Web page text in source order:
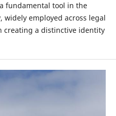
fundamental tool in the
employed across legal
creating a distinctive identity